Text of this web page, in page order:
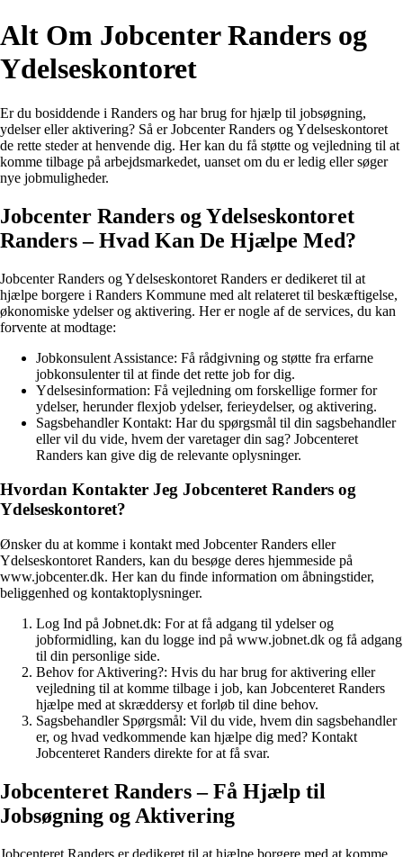
Alt Om Jobcenter Randers og
Ydelseskontoret
Er du bosiddende i Randers og har brug for hjælp til jobsøgning,
ydelser eller aktivering? Så er Jobcenter Randers og Ydelseskontoret
de rette steder at henvende dig. Her kan du få støtte og vejledning til at
komme tilbage på arbejdsmarkedet, uanset om du er ledig eller søger
nye jobmuligheder.
Jobcenter Randers og Ydelseskontoret
Randers – Hvad Kan De Hjælpe Med?
Jobcenter Randers og Ydelseskontoret Randers er dedikeret til at
hjælpe borgere i Randers Kommune med alt relateret til beskæftigelse,
økonomiske ydelser og aktivering. Her er nogle af de services, du kan
forvente at modtage:
Jobkonsulent Assistance: Få rådgivning og støtte fra erfarne
jobkonsulenter til at finde det rette job for dig.
Ydelsesinformation: Få vejledning om forskellige former for
ydelser, herunder flexjob ydelser, ferieydelser, og aktivering.
Sagsbehandler Kontakt: Har du spørgsmål til din sagsbehandler
eller vil du vide, hvem der varetager din sag? Jobcenteret
Randers kan give dig de relevante oplysninger.
Hvordan Kontakter Jeg Jobcenteret Randers og
Ydelseskontoret?
Ønsker du at komme i kontakt med Jobcenter Randers eller
Ydelseskontoret Randers, kan du besøge deres hjemmeside på
www.jobcenter.dk. Her kan du finde information om åbningstider,
beliggenhed og kontaktoplysninger.
Log Ind på Jobnet.dk: For at få adgang til ydelser og
jobformidling, kan du logge ind på www.jobnet.dk og få adgang
til din personlige side.
Behov for Aktivering?: Hvis du har brug for aktivering eller
vejledning til at komme tilbage i job, kan Jobcenteret Randers
hjælpe med at skræddersy et forløb til dine behov.
Sagsbehandler Spørgsmål: Vil du vide, hvem din sagsbehandler
er, og hvad vedkommende kan hjælpe dig med? Kontakt
Jobcenteret Randers direkte for at få svar.
Jobcenteret Randers – Få Hjælp til
Jobsøgning og Aktivering
Jobcenteret Randers er dedikeret til at hjælpe borgere med at komme